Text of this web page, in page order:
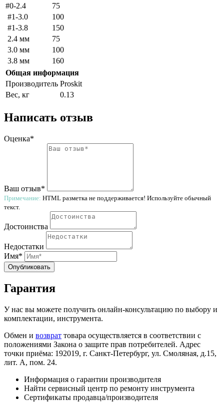
#0-2.4
75
#1-3.0
100
#1-3.8
150
2.4 мм
75
3.0 мм
100
3.8 мм
160
Общая информация
Производитель Proskit
Вес, кг
0.13
Написать отзыв
Оценка*
Ваш отзыв*
Примечание: HTML разметка не поддерживается! Используйте обычный
текст.
Достоинства
Недостатки
Имя*
Опубликовать
Гарантия
У нас вы можете получить онлайн-консультацию по выбору и
комплектации, инструмента.
Обмен и возврат товара осуществляется в соответствии с
положениями Закона о защите прав потребителей. Адрес
точки приёма: 192019, г. Санкт-Петербург, ул. Смоляная, д.15,
лит. А, пом. 24.
Информация о гарантии производителя
Найти сервисный центр по ремонту инструмента
Сертификаты продавца/производителя